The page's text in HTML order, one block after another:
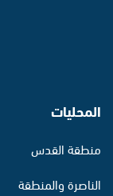
المحليات
منطقة القدس
الناصرة والمنطقة